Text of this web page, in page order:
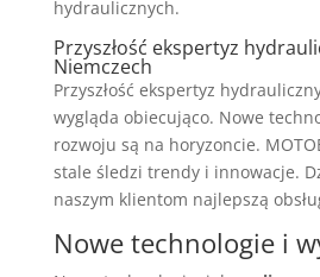
hydraulicznych.
Przyszłość ekspertyz
Niemczech
Przyszłość ekspertyz
wygląda obiecująco. Nowe
rozwoju są na horyzoncie.
stale śledzi trendy i innowacje.
naszym klientom najlepszą
Nowe technologie i